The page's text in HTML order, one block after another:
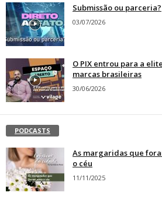
Submissão ou parceria?
03/07/2026
O PIX entrou para a
marcas brasileiras
30/06/2026
PODCASTS
As margaridas que
o céu
11/11/2025